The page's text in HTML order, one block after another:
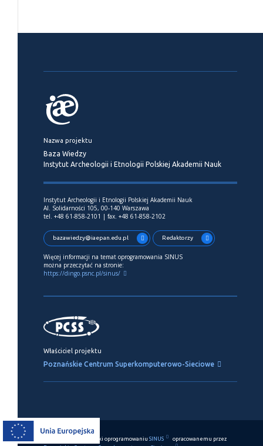
Nazwa projektu
Baza Wiedzy
Instytut Archeologii i Etnologii Polskiej Akademii Nauk
Instytut Archeologii i Etnologii Polskiej Akademii Nauk
Al. Solidarności 105, 00-140 Warszawa
tel. +48 61-858-2101 | fax. +48 61-858-2102
bazawiedzy@iaepan.edu.pl Redaktorzy
Więcej informacji na temat oprogramowania SINUS
można przeczytać na stronie:
https://dingo.psnc.pl/sinus/
Właściciel projektu
Poznańskie Centrum Superkomputerowo-Sieciowe
Ten serwis działa dzięki oprogramowaniu SINUS
opracowanemu przez